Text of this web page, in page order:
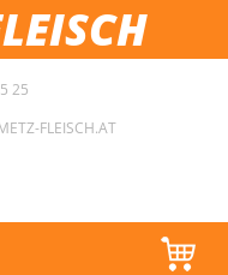
25
FLEISCH.AT